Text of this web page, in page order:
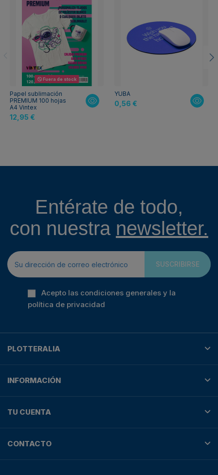
Fuera de stock
Papel sublimación
PREMIUM 100 hojas
A4 Vintex
12,95 €
YUBA
0,56 €
Entérate de todo,
con nuestra newsletter.
SUSCRIBIRSE
Acepto las condiciones generales y la
política de privacidad
PLOTTERALIA
INFORMACIÓN
TU CUENTA
CONTACTO